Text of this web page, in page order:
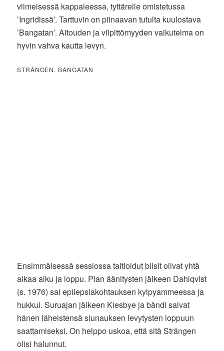
viimeisessä kappaleessa, tyttärelle omistetussa
’Ingridissä’. Tarttuvin on piinaavan tutulta kuulostava
’Bangatan’. Aitouden ja vilpittömyyden vaikutelma on
hyvin vahva kautta levyn.
STRÄNGEN: BANGATAN
Ensimmäisessä sessiossa taltioidut biisit olivat yhtä
aikaa alku ja loppu. Pian äänitysten jälkeen Dahlqvist
(s. 1976) sai epilepsiakohtauksen kylpyammeessa ja
hukkui. Suruajan jälkeen Kiesbye ja bändi saivat
hänen läheistensä siunauksen levytysten loppuun
saattamiseksi. On helppo uskoa, että sitä Strängen
olisi halunnut.